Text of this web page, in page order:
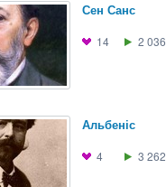
Сен Санс
14 2 036
Альбеніс
4 3 262